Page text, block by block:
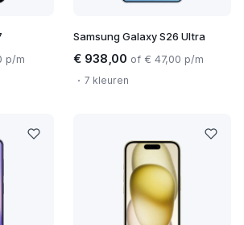
p/m
Samsung Galaxy S26 Ultra
€ 938,00 of € 47,00 p/m
7 kleuren